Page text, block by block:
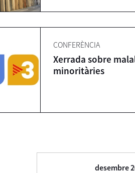
CONFERÈNCIA
Xerrada sobre
minoritàries
desembre